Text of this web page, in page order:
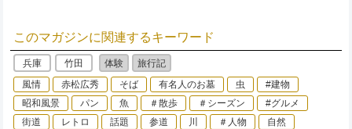
このマガジンに関連するキーワード
兵庫 竹田 体験
旅行記
風情
赤松広秀 そば 有名人のお墓 虫
#建物
昭和風景
パン 魚 ＃散歩 ＃シーズン
#グルメ
街道
レトロ 話題 参道 川 ＃人物
自然